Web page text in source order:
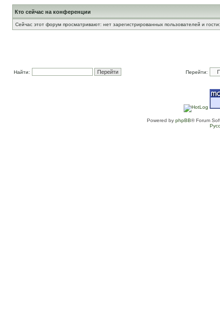
Кто сейчас на конференции
Сейчас этот форум просматривают: нет зарегистрированных пользователей и
Найти: Перейти:
Powered by phpBB® Forum